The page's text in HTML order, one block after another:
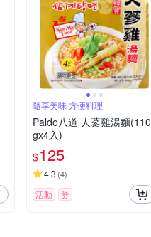
隨享美味 方便料理
Paldo八道 人蔘雞湯麵(110
gx4入)
$125
4.3 (4)
活動 券